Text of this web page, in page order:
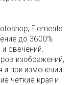
Elements
до 3600%
свечений.
изображений,
и при изменении
четкие края и